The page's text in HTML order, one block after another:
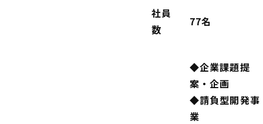
社員
数
77名
◆企業課題提
案・企画
◆請負型開発事
業